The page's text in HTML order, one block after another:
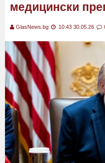
медицински
GlasNews.bg 10:43 30.05.26